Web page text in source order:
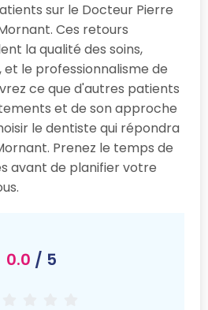
sur le Docteur Pierre
Ces retours
la qualité des soins,
et le professionnalisme de
ce que d'autres patients
et de son approche
le dentiste qui répondra
Prenez le temps de
avant de planifier votre
0.0 / 5